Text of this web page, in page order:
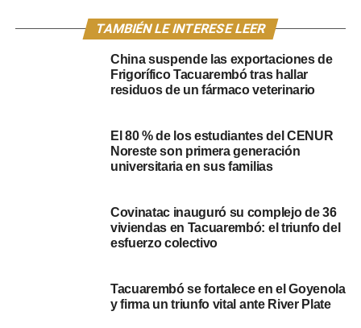
entrevista para Radio Tacuarembó, habló sobre el nuevo
representantes nacionales.
extremos y tratar de posicionar al ser humano y de ahí
visualizar cómo mejorar la calidad de la vida de la gente”,
A la falta de Jorge Larrañaga, líder político del PN
fallecido en 2021, este nuevo espacio busca “levantar
permanentemente para que el interior profundo tenga las
mismas oportunidades que la capital, y no ir contra la
TAMBIÉN LE INTERESE LEER
China suspende las exportaciones de
Frigorífico Tacuarembó tras hallar
residuos de un fármaco veterinario
El 80 % de los estudiantes del CENUR
Noreste son primera generación
universitaria en sus familias
Covinatac inauguró su complejo de 36
viviendas en Tacuarembó: el triunfo del
esfuerzo colectivo
Tacuarembó se fortalece en el Goyenola
y firma un triunfo vital ante River Plate